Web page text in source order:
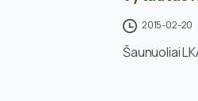
2015-02-20
Šaunuoliai